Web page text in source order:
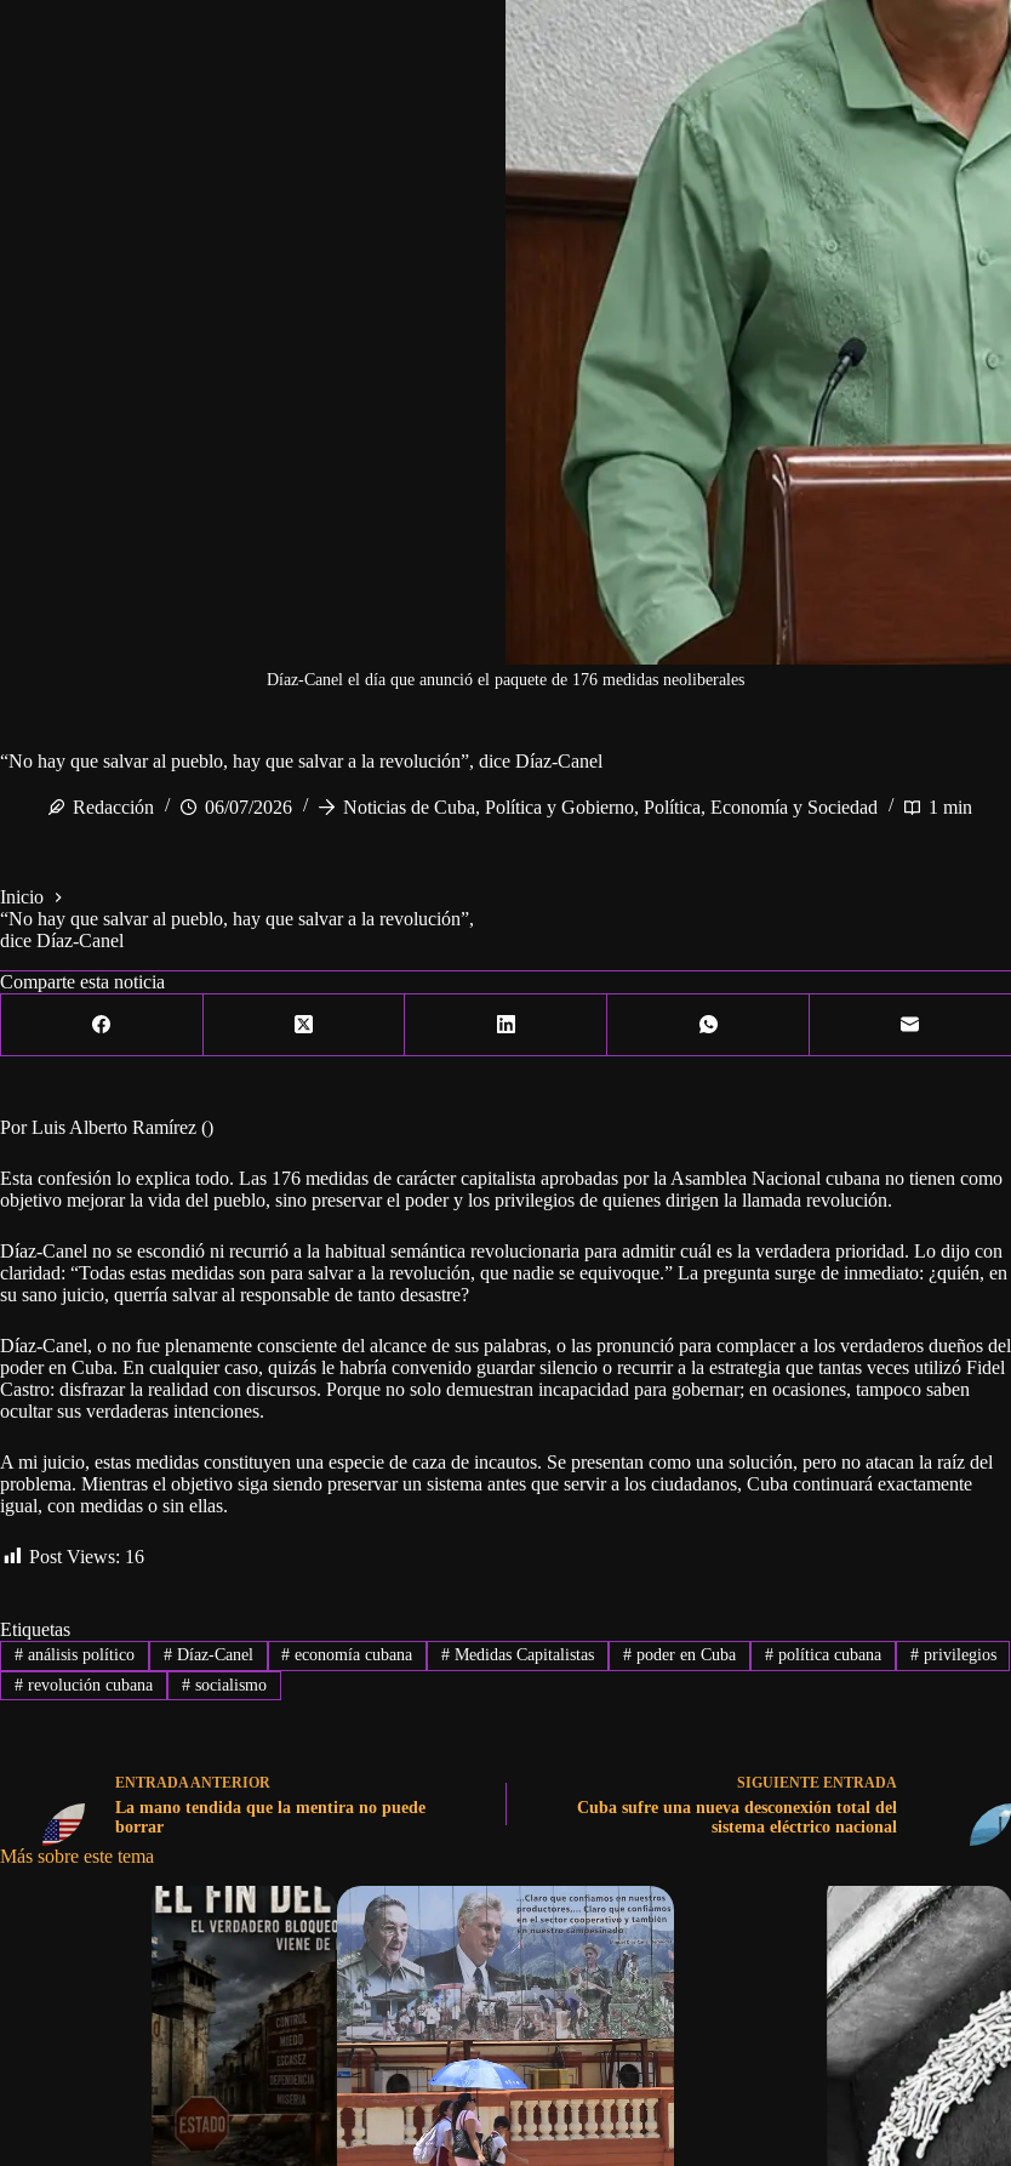
Díaz-Canel el día que anunció el paquete de 176 medidas neoliberales
“No hay que salvar al pueblo, hay que salvar a la revolución”, dice Díaz-Canel
Redacción 06/07/2026 Noticias de Cuba, Política y Gobierno, Política, Economía y Sociedad 1 min
Inicio
“No hay que salvar al pueblo, hay que salvar a la revolución”,
dice Díaz-Canel
Comparte esta noticia
Por Luis Alberto Ramírez ()
Esta confesión lo explica todo. Las 176 medidas de carácter capitalista aprobadas por la Asamblea Nacional cubana no tienen como
objetivo mejorar la vida del pueblo, sino preservar el poder y los privilegios de quienes dirigen la llamada revolución.
Díaz-Canel no se escondió ni recurrió a la habitual semántica revolucionaria para admitir cuál es la verdadera prioridad. Lo dijo con
claridad: “Todas estas medidas son para salvar a la revolución, que nadie se equivoque.” La pregunta surge de inmediato: ¿quién, en
su sano juicio, querría salvar al responsable de tanto desastre?
Díaz-Canel, o no fue plenamente consciente del alcance de sus palabras, o las pronunció para complacer a los verdaderos dueños del
poder en Cuba. En cualquier caso, quizás le habría convenido guardar silencio o recurrir a la estrategia que tantas veces utilizó Fidel
Castro: disfrazar la realidad con discursos. Porque no solo demuestran incapacidad para gobernar; en ocasiones, tampoco saben
ocultar sus verdaderas intenciones.
A mi juicio, estas medidas constituyen una especie de caza de incautos. Se presentan como una solución, pero no atacan la raíz del
problema. Mientras el objetivo siga siendo preservar un sistema antes que servir a los ciudadanos, Cuba continuará exactamente
igual, con medidas o sin ellas.
Post Views: 16
Etiquetas
#análisis político #Díaz-Canel # economía cubana # Medidas Capitalistas # poder en Cuba #política cubana #privilegios
#revolución cubana #socialismo
ENTRADA ANTERIOR
La mano tendida que la mentira no puede
borrar
SIGUIENTE ENTRADA
Cuba sufre una nueva desconexión total del
sistema eléctrico nacional
Más sobre este tema